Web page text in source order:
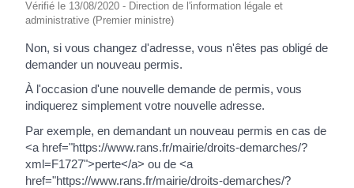
Vérifié le 13/08/2020 - Direction de l'information légale et
administrative (Premier ministre)
Non, si vous changez d'adresse, vous n'êtes pas obligé de
demander un nouveau permis.
À l'occasion d'une nouvelle demande de permis, vous
indiquerez simplement votre nouvelle adresse.
Par exemple, en demandant un nouveau permis en cas de
<a href="https://www.rans.fr/mairie/droits-demarches/?
xml=F1727">perte</a> ou de <a
href="https://www.rans.fr/mairie/droits-demarches/?